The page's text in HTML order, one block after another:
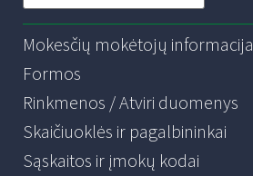
Mokesčių mokėtojų informacija
Formos
Rinkmenos / Atviri duomenys
Skaičiuoklės ir pagalbininkai
Sąskaitos ir įmokų kodai